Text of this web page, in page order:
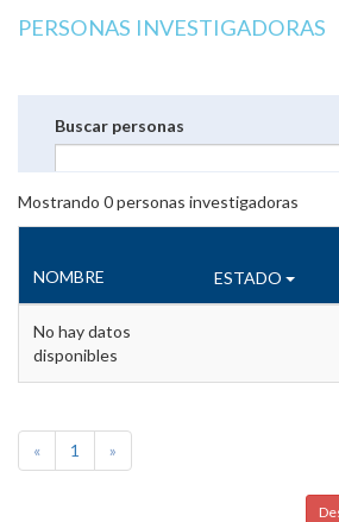
PERSONAS INVESTIGADORAS
Buscar personas
Mostrando 0personas investigadoras
NOMBRE ESTADO
No hay datos
disponibles
« 1 »